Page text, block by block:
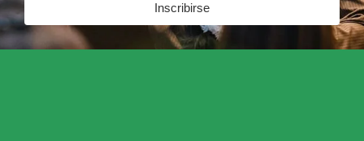
Inscribirse